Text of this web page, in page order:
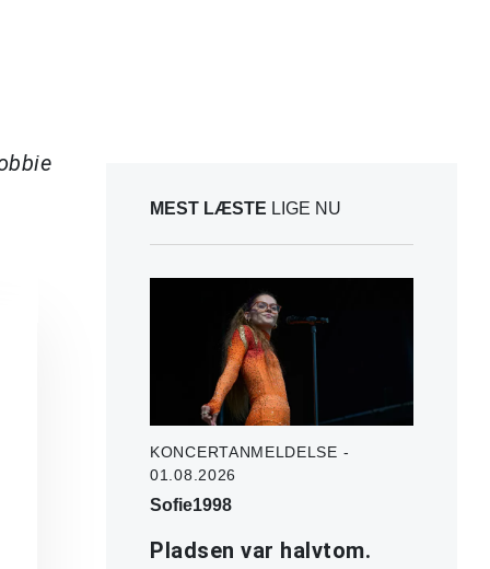
MEST LÆSTE LIGE NU
KONCERTANMELDELSE -
01.08.2026
Sofie1998
Pladsen var halvtom.